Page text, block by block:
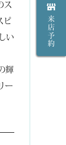
ス
ピ
い
輝
ー
来店予約